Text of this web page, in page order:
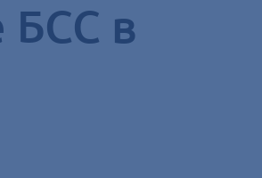
БСС в